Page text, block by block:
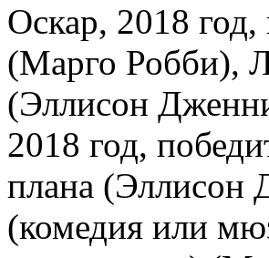
Оскар, 2018
(Марго Робби),
(Эллисон
2018 год,
плана
(комедия или